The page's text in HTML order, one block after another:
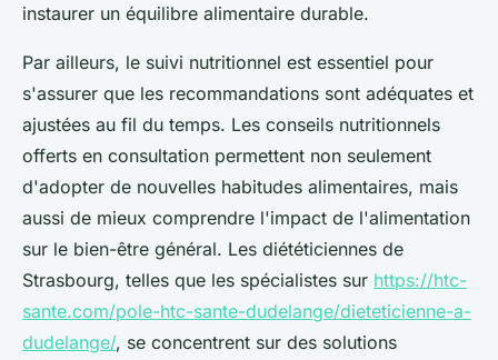
instaurer un équilibre alimentaire durable.
Par ailleurs, le suivi nutritionnel est essentiel pour
s'assurer que les recommandations sont adéquates et
ajustées au fil du temps. Les conseils nutritionnels
offerts en consultation permettent non seulement
d'adopter de nouvelles habitudes alimentaires, mais
aussi de mieux comprendre l'impact de l'alimentation
sur le bien-être général. Les diététiciennes de
Strasbourg, telles que les spécialistes sur https://htc-
sante.com/pole-htc-sante-dudelange/dieteticienne-a-
dudelange/, se concentrent sur des solutions